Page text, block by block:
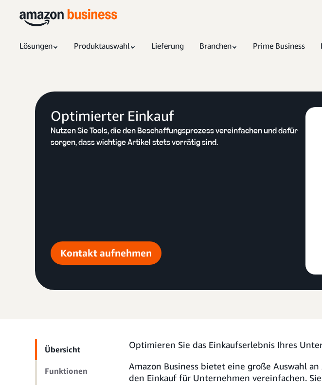
Lösungen Produktauswahl Lieferung Branchen Prime Business
Optimierter Einkauf
Nutzen Sie Tools, die den Beschaffungsprozess vereinfachen und dafür
sorgen, dass wichtige Artikel stets vorrätig sind.
Kontakt aufnehmen
Übersicht
Funktionen
Optimieren Sie das Einkaufserlebnis Ihres
Amazon Business bietet eine große Auswahl
den Einkauf für Unternehmen vereinfachen.